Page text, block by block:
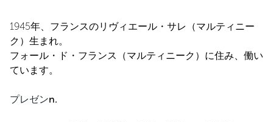
1945年、フランスのリヴィエール・サレ（マルティニー
ク）生まれ。
フォール・ド・フランス（マルティニーク）に住み、働い
ています。
プレゼンn.